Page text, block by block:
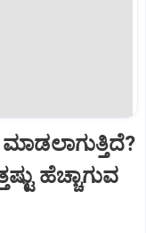
ಹೆಚ್ಚಾಗುವ